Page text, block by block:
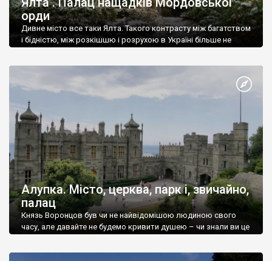
орди
Дивне місто все таки Ялта. Такого контрасту між багатством
і бідністю, між розкішшю і розрухою в Україні більше не
Алупка. Місто, церква, парк і, звичайно,
палац
Князь Воронцов був чи не найвідомішою людиною свого
часу, але давайте не будемо кривити душею – чи знали ви це